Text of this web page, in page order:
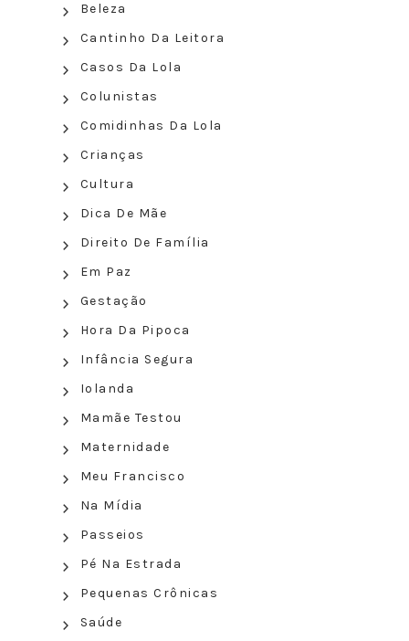
Beleza
Cantinho Da Leitora
Casos Da Lola
Colunistas
Comidinhas Da Lola
Crianças
Cultura
Dica De Mãe
Direito De Família
Em Paz
Gestação
Hora Da Pipoca
Infância Segura
Iolanda
Mamãe Testou
Maternidade
Meu Francisco
Na Mídia
Passeios
Pé Na Estrada
Pequenas Crônicas
Saúde